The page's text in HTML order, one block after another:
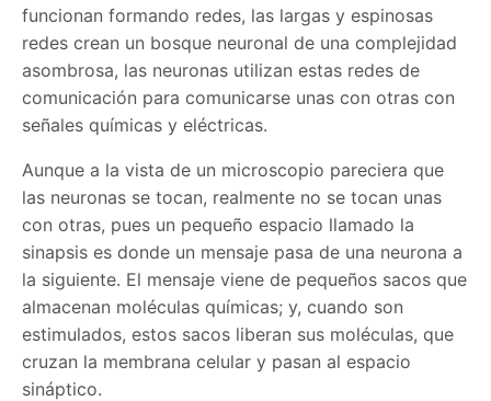
funcionan formando redes, las largas y espinosas
redes crean un bosque neuronal de una complejidad
asombrosa, las neuronas utilizan estas redes de
comunicación para comunicarse unas con otras con
señales químicas y eléctricas.
Aunque a la vista de un microscopio pareciera que
las neuronas se tocan, realmente no se tocan unas
con otras, pues un pequeño espacio llamado la
sinapsis es donde un mensaje pasa de una neurona a
la siguiente. El mensaje viene de pequeños sacos que
almacenan moléculas químicas; y, cuando son
estimulados, estos sacos liberan sus moléculas, que
cruzan la membrana celular y pasan al espacio
sináptico.